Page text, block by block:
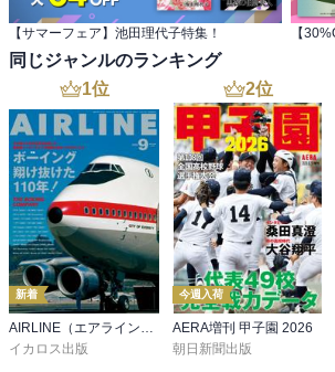
【サマーフェア】池田理代子特集！
同じジャンルのランキング
1位
新着
イカロス出版
2位
今週入荷
AERA増刊 甲子園 2026
朝日新聞出版